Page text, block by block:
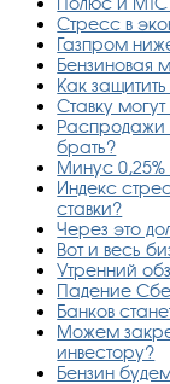
Стресс в
Газпром
Бензиновая
Как
Ставку
Распродажи
брать?
Минус
Индекс
ставки?
Через это
Вот и весь
Утренний
Падение
Банков
Можем
инвестору?
Бензин